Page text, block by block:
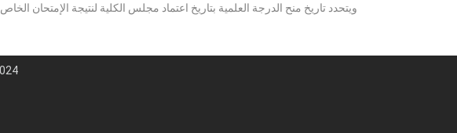
ويتحدد تاريخ منح الدرجة العلمية بتاريخ اعتماد مجلس الكلية لنتيجة الإمتحان